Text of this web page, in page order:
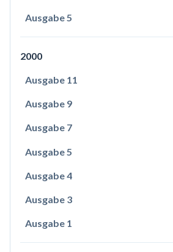
Ausgabe 5
2000
Ausgabe 11
Ausgabe 9
Ausgabe 7
Ausgabe 5
Ausgabe 4
Ausgabe 3
Ausgabe 1